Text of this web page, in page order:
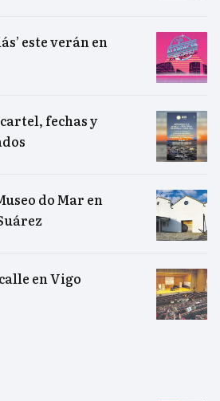
este verán en
fechas y
do Mar en
en Vigo